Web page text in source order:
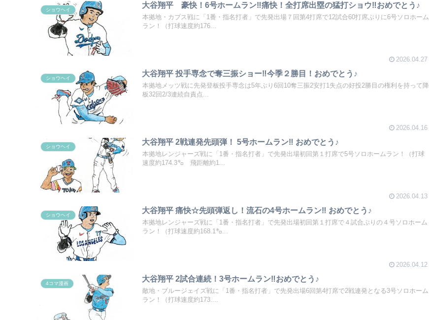
ショウヘイ
大谷翔平 豪快！6号ホームラン‼痛快！全打席出塁の猛打ショウ‼おめでとう♪
本拠地・カブス戦に「1番・指名打者」で先発出場７回第4打席で12試合60打席ぶりに6号ソロホーム
ラン！（打球速度約176...
2026.04.27
ショウヘイ
大谷翔平 投手専念で奪三振ショー‼今季２勝目！おめでとう♪
本拠地メッツ戦に先発登板投手専念は5年ぶり6回10奪三振2安打1失点の好投2勝目の権利を持って降
板32回2/3連続自責点...
2026.04.16
ショウヘイ
大谷翔平 2戦連発先頭弾！ 5号ホームラン‼ おめでとう♪
本拠地レンジャーズ戦に「1番・指名打者」で先発出場初回第１打席で5号ソロホームラン！（打球
速度約174.3㌔ 飛距離約1...
2026.04.13
ショウヘイ
大谷翔平 痛快☆先頭弾返し！流石の4号ホームラン‼ おめでとう♪
本拠地レンジャーズ戦に「1番・指名打者」で先発出場初回第１打席で４試合ぶりの４号ソロホーム
ラン！（打球速度約168.1㌔...
2026.04.12
4コマ漫画
大谷翔平 2試合連続！3号ホームラン‼おめでとう♪
敵地・ブルージェイズ戦に「1番・指名打者」で先発出場6回第4打席で2戦連発となる3号ソロホーム
ラン！（打球速度約173....